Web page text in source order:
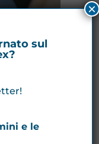
sul
e le
×